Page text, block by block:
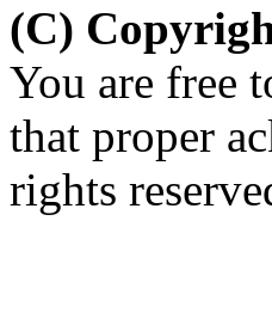
(C)
You are free
that proper
rights